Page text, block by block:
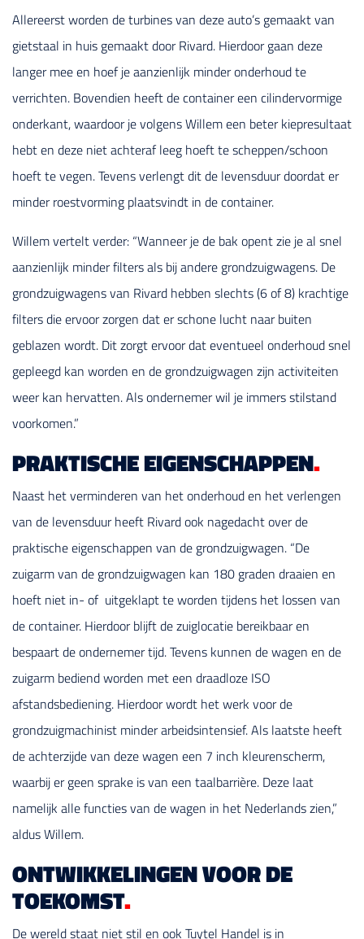
Allereerst worden de turbines van deze auto’s gemaakt van
gietstaal in huis gemaakt door Rivard. Hierdoor gaan deze
langer mee en hoef je aanzienlijk minder onderhoud te
verrichten. Bovendien heeft de container een cilindervormige
onderkant, waardoor je volgens Willem een beter kiepresultaat
hebt en deze niet achteraf leeg hoeft te scheppen/schoon
hoeft te vegen. Tevens verlengt dit de levensduur doordat er
minder roestvorming plaatsvindt in de container.
Willem vertelt verder: “Wanneer je de bak opent zie je al snel
aanzienlijk minder filters als bij andere grondzuigwagens. De
grondzuigwagens van Rivard hebben slechts (6 of 8) krachtige
filters die ervoor zorgen dat er schone lucht naar buiten
geblazen wordt. Dit zorgt ervoor dat eventueel onderhoud snel
gepleegd kan worden en de grondzuigwagen zijn activiteiten
weer kan hervatten. Als ondernemer wil je immers stilstand
voorkomen.”
PRAKTISCHE EIGENSCHAPPEN.
Naast het verminderen van het onderhoud en het verlengen
van de levensduur heeft Rivard ook nagedacht over de
praktische eigenschappen van de grondzuigwagen. “De
zuigarm van de grondzuigwagen kan 180 graden draaien en
hoeft niet in- of uitgeklapt te worden tijdens het lossen van
de container. Hierdoor blijft de zuiglocatie bereikbaar en
bespaart de ondernemer tijd. Tevens kunnen de wagen en de
zuigarm bediend worden met een draadloze ISO
afstandsbediening. Hierdoor wordt het werk voor de
grondzuigmachinist minder arbeidsintensief. Als laatste heeft
de achterzijde van deze wagen een 7 inch kleurenscherm,
waarbij er geen sprake is van een taalbarrière. Deze laat
namelijk alle functies van de wagen in het Nederlands zien,”
aldus Willem.
ONTWIKKELINGEN VOOR DE
TOEKOMST.
De wereld staat niet stil en ook Tuytel Handel is in